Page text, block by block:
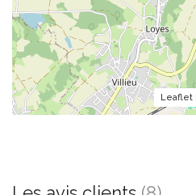
Leaflet